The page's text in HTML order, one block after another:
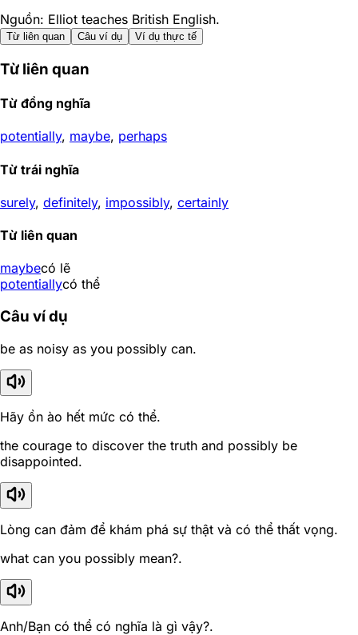
Nguồn: Elliot teaches British English.
Từ liên quan Câu ví dụ Ví dụ thực tế
Từ liên quan
Từ đồng nghĩa
potentially, maybe, perhaps
Từ trái nghĩa
surely, definitely, impossibly, certainly
Từ liên quan
maybecó lẽ
potentiallycó thể
Câu ví dụ
be as noisy as you possibly can.
Hãy ồn ào hết mức có thể.
the courage to discover the truth and possibly be
disappointed.
Lòng can đảm để khám phá sự thật và có thể thất vọng.
what can you possibly mean?.
Anh/Bạn có thể có nghĩa là gì vậy?.